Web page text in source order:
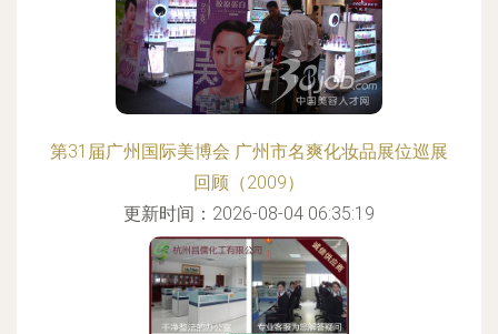
第31届广州国际美博会 广州市名爽化妆品展位巡展
回顾（2009）
更新时间：2026-08-04 06:35:19